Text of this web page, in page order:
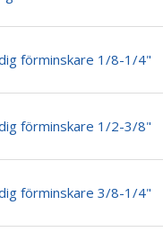
förminskare 1/8-1/4"
förminskare 1/2-3/8"
förminskare 3/8-1/4"